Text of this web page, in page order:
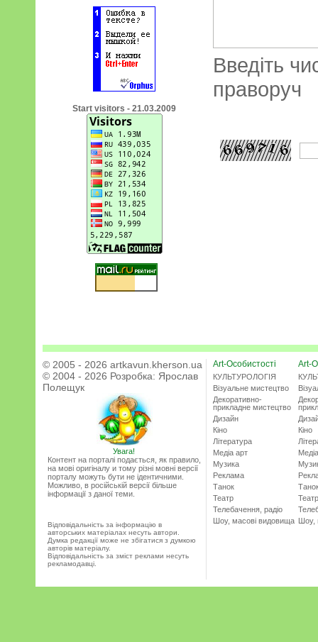
Start visitors - 21.03.2009
Введіть
праворуч
© 2005 - 2026 artkavun.kherson.ua
© 2004 - 2026 Розробка: Ярослав
Полещук
Увага!
Контент на порталі подається, як правило,
на мові оригіналу и тому різні мовні версії
порталу можуть бути не ідентичними.
Можливо, в російській версії більше
інформації з даної теми.
Відповідальність за інформацію в
авторських матеріалах несуть автори.
Думка редакції може не збігатися з думкою
авторів матеріалу.
Відповідальність за зміст реклами несуть
рекламодавці.
Art-Особистості
КУЛЬТУРОЛОГІЯ
Візуальне мистецтво
Декоративно-
прикладне мистецтво
Дизайн
Кіно
Література
Медіа арт
Музика
Реклама
Танок
Театр
Телебачення, радіо
Шоу, масові видовища
Art-
Кіно
Театр
Шоу,